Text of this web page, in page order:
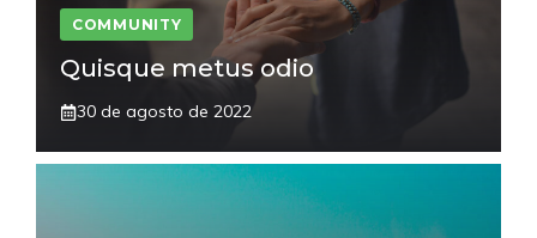
COMMUNITY
Quisque metus odio
30 de agosto de 2022